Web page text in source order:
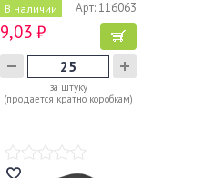
В наличии Арт: 116063
9,03 ₽
за штуку
(продается кратно коробкам)